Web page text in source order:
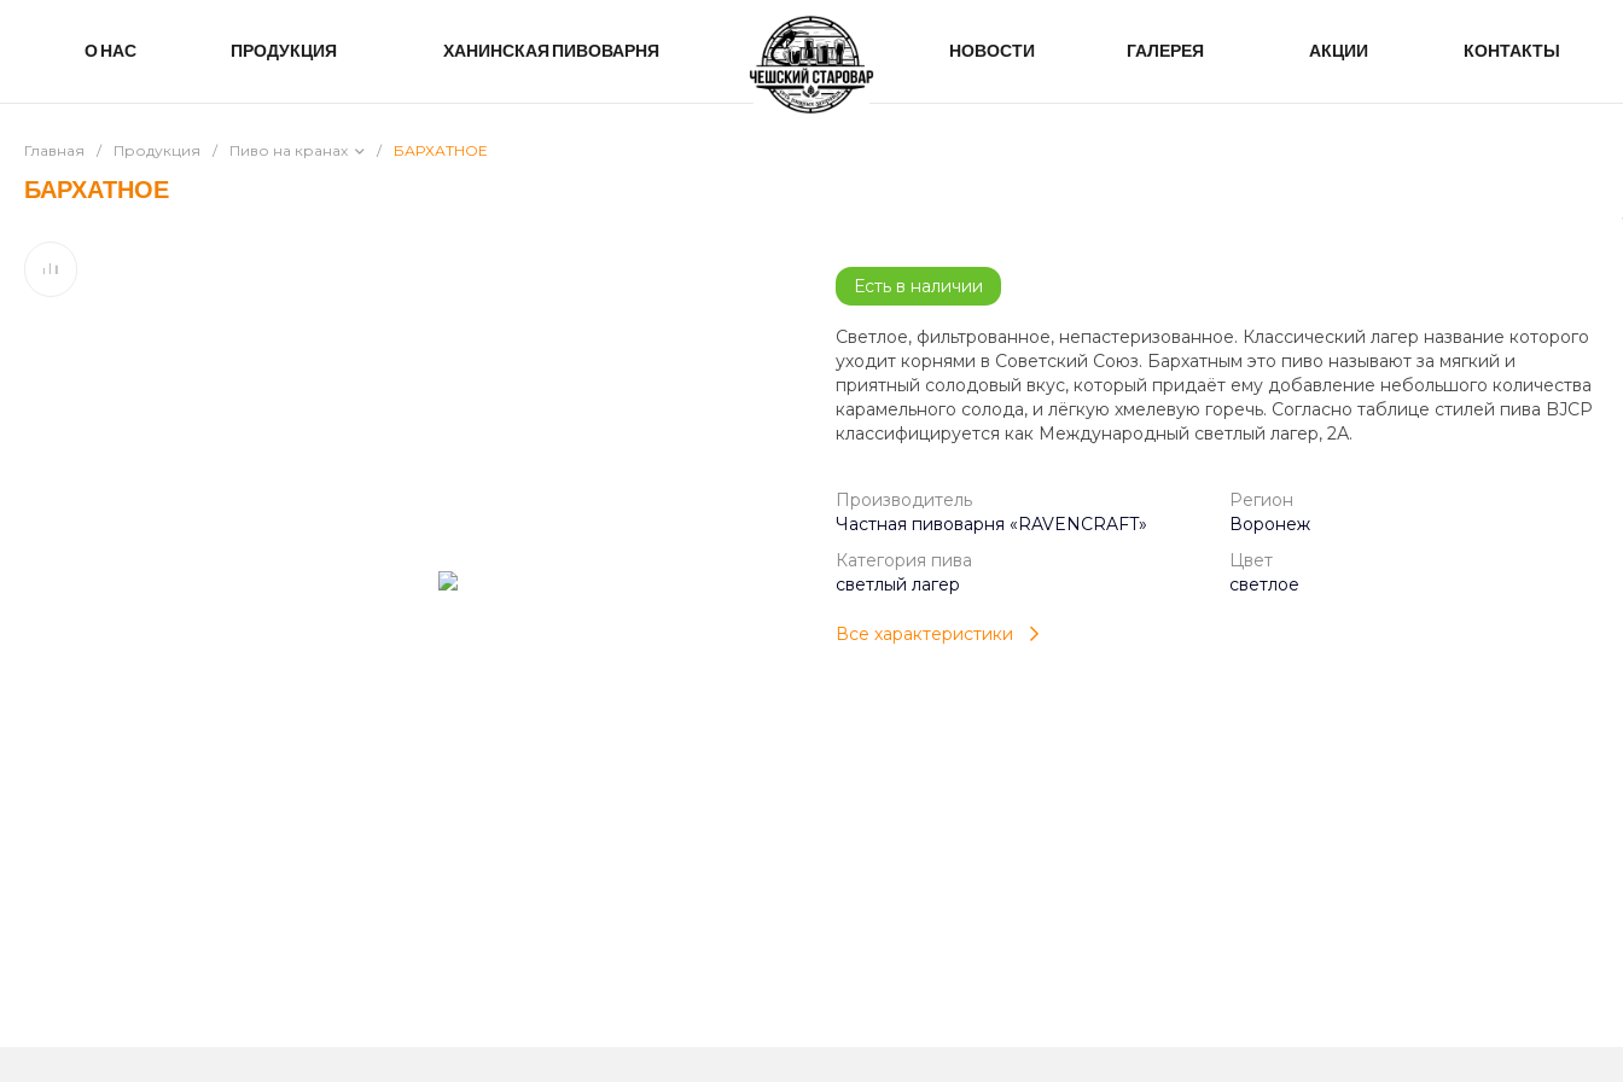
О НАС ПРОДУКЦИЯ ХАНИНСКАЯ ПИВОВАРНЯ НОВОСТИ ГАЛЕРЕЯ АКЦИИ КОНТАКТЫ
Главная / Продукция / Пиво на кранах / БАРХАТНОЕ
БАРХАТНОЕ
Есть в наличии
Светлое, фильтрованное, непастеризованное. Классический лагер название которого
уходит корнями в Советский Союз. Бархатным это пиво называют за мягкий и
приятный солодовый вкус, который придаёт ему добавление небольшого количества
карамельного солода, и лёгкую хмелевую горечь. Согласно таблице стилей пива BJCP
классифицируется как Международный светлый лагер, 2А.
Производитель
Частная пивоварня «RAVENCRAFT»
Регион
Воронеж
Категория пива
светлый лагер
Цвет
светлое
Все характеристики